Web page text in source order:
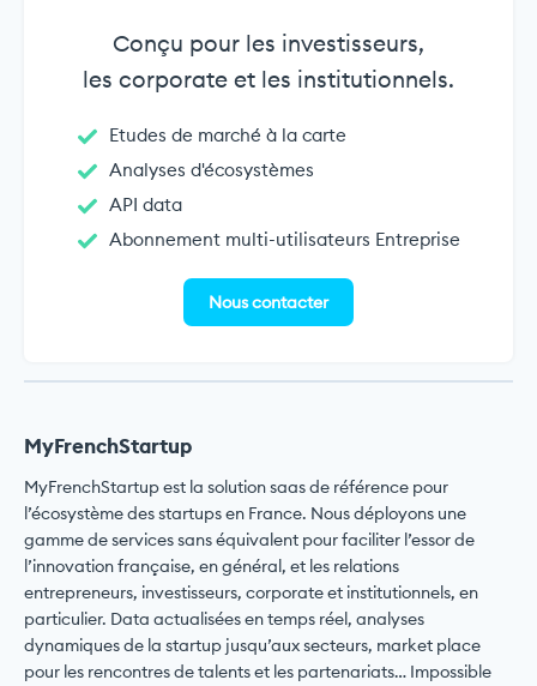
Conçu pour les investisseurs,
les corporate et les institutionnels.
Etudes de marché à la carte
Analyses d'écosystèmes
API data
Abonnement multi-utilisateurs Entreprise
Nous contacter
MyFrenchStartup
MyFrenchStartup est la solution saas de référence pour
l’écosystème des startups en France. Nous déployons une
gamme de services sans équivalent pour faciliter l’essor de
l’innovation française, en général, et les relations
entrepreneurs, investisseurs, corporate et institutionnels, en
particulier. Data actualisées en temps réel, analyses
dynamiques de la startup jusqu’aux secteurs, market place
pour les rencontres de talents et les partenariats… Impossible